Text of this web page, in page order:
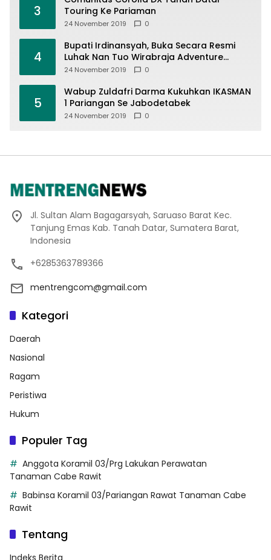
3
Touring Ke Pariaman
24 November 2019 0
4
Bupati Irdinansyah, Buka Secara Resmi
Luhak Nan Tuo Wirabraja Adventure
Offroad 2019
24 November 2019 0
5
Wabup Zuldafri Darma Kukuhkan IKASMAN
1 Pariangan Se Jabodetabek
24 November 2019 0
Jl. Sultan Alam Bagagarsyah, Saruaso Barat Kec.
Tanjung Emas Kab. Tanah Datar, Sumatera Barat,
Indonesia
+6285363789366
mentrengcom@gmail.com
Kategori
Daerah
Nasional
Ragam
Peristiwa
Hukum
Populer Tag
Anggota Koramil 03/Prg Lakukan Perawatan
Tanaman Cabe Rawit
Babinsa Koramil 03/Pariangan Rawat Tanaman Cabe
Rawit
Tentang